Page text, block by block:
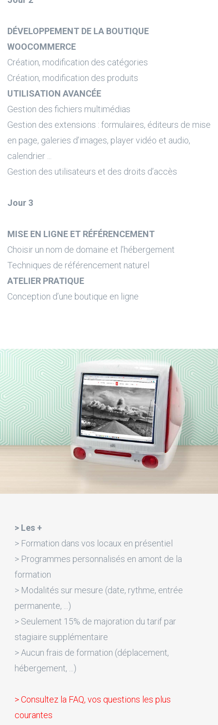
DÉVELOPPEMENT DE LA BOUTIQUE
WOOCOMMERCE
Création, modification des catégories
Création, modification des produits
UTILISATION AVANCÉE
Gestion des fichiers multimédias
Gestion des extensions : formulaires, éditeurs de mise
en page, galeries d’images, player vidéo et audio,
calendrier ...
Gestion des utilisateurs et des droits d’accès
Jour 3
MISE EN LIGNE ET RÉFÉRENCEMENT
Choisir un nom de domaine et l’hébergement
Techniques de référencement naturel
ATELIER PRATIQUE
Conception d’une boutique en ligne
> Les +
> Formation dans vos locaux en présentiel
> Programmes personnalisés en amont de la
formation
> Modalités sur mesure (date, rythme, entrée
permanente, ...)
> Seulement 15% de majoration du tarif par
stagiaire supplémentaire
> Aucun frais de formation (déplacement,
hébergement, ...)
> Consultez la FAQ, vos questions les plus
courantes